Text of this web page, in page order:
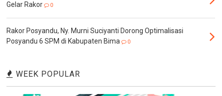
Gelar Rakor
0
Rakor Posyandu, Ny. Murni Suciyanti Dorong Optimalisasi
Posyandu 6 SPM di Kabupaten Bima
0
WEEK POPULAR